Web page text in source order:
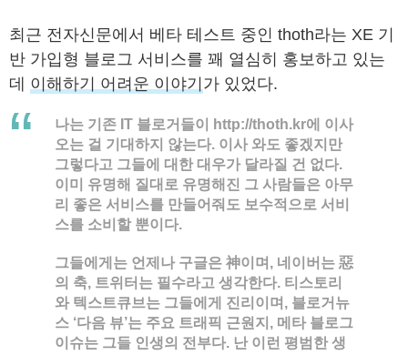
최근 전자신문에서 베타 테스트 중인 thoth라는 XE 기
반 가입형 블로그 서비스를 꽤 열심히 홍보하고 있는
데 이해하기 어려운 이야기 가 있었다.
나는 기존 IT 블로거들이 http://thoth.kr에 이사
오는 걸 기대하지 않는다. 이사 와도 좋겠지만
그렇다고 그들에 대한 대우가 달라질 건 없다.
이미 유명해 질대로 유명해진 그 사람들은 아무
리 좋은 서비스를 만들어줘도 보수적으로 서비
스를 소비할 뿐이다.
그들에게는 언제나 구글은 神이며, 네이버는 惡
의 축, 트위터는 필수라고 생각한다. 티스토리
와 텍스트큐브는 그들에게 진리이며, 블로거뉴
스 ‘다음 뷰’는 주요 트래픽 근원지, 메타 블로그
이슈는 그들 인생의 전부다. 난 이런 평범한 생